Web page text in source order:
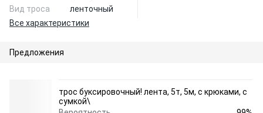
Вид троса
ленточный
Все характеристики
Предложения
трос буксировочный! лента, 5т, 5м, с крюками, с
сумкой\